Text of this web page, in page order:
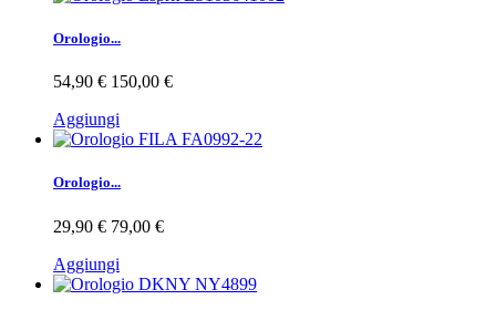
Orologio...
54,90 € 150,00 €
Aggiungi
Orologio...
29,90 € 79,00 €
Aggiungi